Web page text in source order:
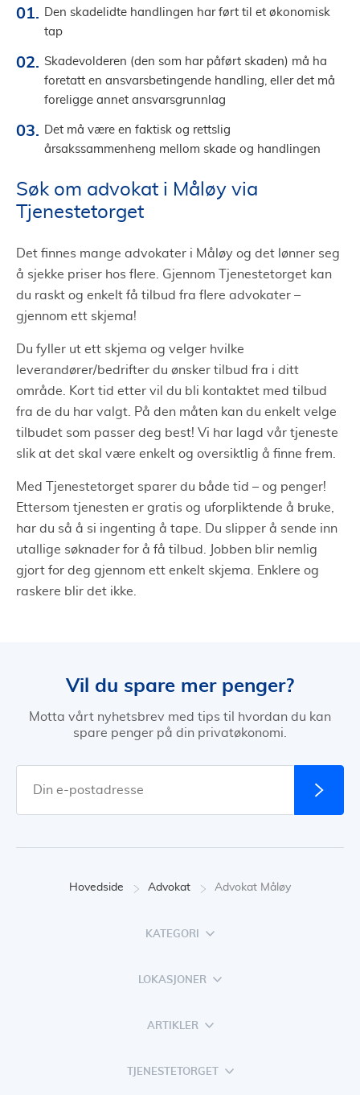
Den skadelidte handlingen har ført til et økonomisk
tap
Skadevolderen (den som har påført skaden) må ha
foretatt en ansvarsbetingende handling, eller det må
foreligge annet ansvarsgrunnlag
Det må være en faktisk og rettslig
årsakssammenheng mellom skade og handlingen
Søk om advokat i Måløy via
Tjenestetorget
Det finnes mange advokater i Måløy og det lønner seg
å sjekke priser hos flere. Gjennom Tjenestetorget kan
du raskt og enkelt få tilbud fra flere advokater –
gjennom ett skjema!
Du fyller ut ett skjema og velger hvilke
leverandører/bedrifter du ønsker tilbud fra i ditt
område. Kort tid etter vil du bli kontaktet med tilbud
fra de du har valgt. På den måten kan du enkelt velge
tilbudet som passer deg best! Vi har lagd vår tjeneste
slik at det skal være enkelt og oversiktlig å finne frem.
Med Tjenestetorget sparer du både tid – og penger!
Ettersom tjenesten er gratis og uforpliktende å bruke,
har du så å si ingenting å tape. Du slipper å sende inn
utallige søknader for å få tilbud. Jobben blir nemlig
gjort for deg gjennom ett enkelt skjema. Enklere og
raskere blir det ikke.
Vil du spare mer penger?
Motta vårt nyhetsbrev med tips til hvordan du kan
spare penger på din privatøkonomi.
Hovedside Advokat Advokat Måløy
KATEGORI
LOKASJONER
ARTIKLER
TJENESTETORGET